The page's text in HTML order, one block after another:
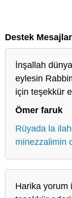
Destek
İnşallah
eylesin
için teşekkür
Ömer faruk
Rüyada la
minezzalimin
Harika yorum